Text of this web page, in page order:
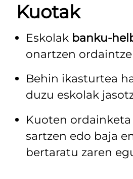
Kuotak
Eskolak banku-
onartzen
Behin ikasturtea
duzu eskolak
Kuoten
sartzen edo baja
bertaratu zaren